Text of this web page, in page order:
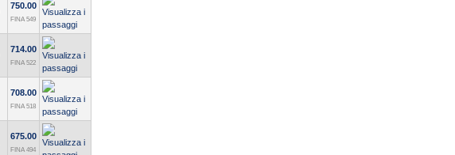
750.00
FINA 549
714.00
FINA 522
708.00
FINA 518
675.00
FINA 494